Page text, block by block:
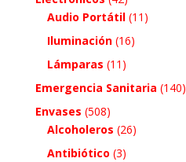
Audio Portátil (11)
Iluminación (16)
Lámparas (11)
Emergencia Sanitaria (140)
Envases (508)
Alcoholeros (26)
Antibiótico (3)